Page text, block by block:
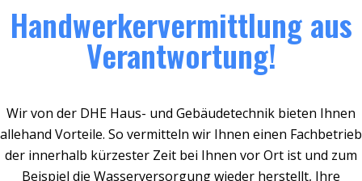
Handwerkervermittlung aus
Verantwortung!
Wir von der DHE Haus- und Gebäudetechnik bieten Ihnen
allehand Vorteile. So vermitteln wir Ihnen einen Fachbetrieb
der innerhalb kürzester Zeit bei Ihnen vor Ort ist und zum
Beispiel die Wasserversorgung wieder herstellt, Ihre